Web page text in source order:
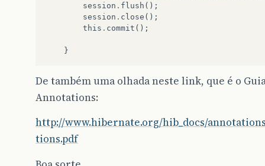
session . flush ();
session . close ();
this . commit ();
}
De também uma olhada neste link, que é o
Annotations:
http://www.hibernate.org/hib_docs/
tions.pdf